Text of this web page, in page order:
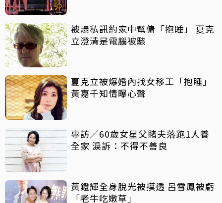
被爆私訊約家中幫傭「抱睡」 夏克
立澄清是電腦被駭
夏克立被爆婚內找女移工「抱睡」
黃嘉千知情曝心聲
專訪／60歲女星父賭夫落跑1人養
全家 淚訴：不得不善良
黃鐙輝全身脫光被摸透 呂雪鳳被虧
「老牛吃嫩草」